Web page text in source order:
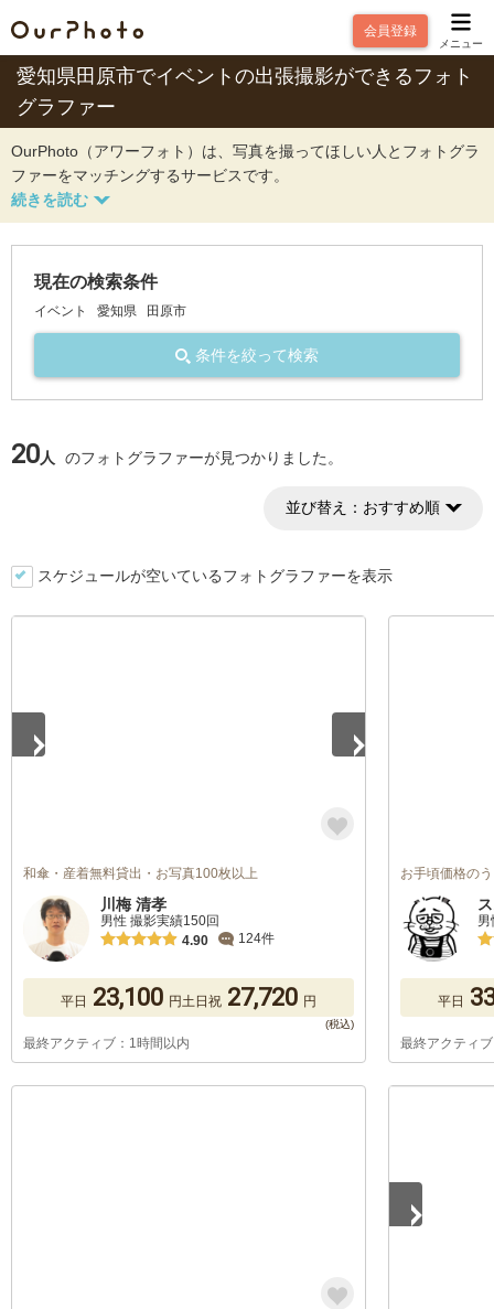
会員登録
メニュー
愛知県田原市でイベントの出張撮影ができるフォト
グラファー
OurPhoto（アワーフォト）は、写真を撮ってほしい人とフォトグラ
ファーをマッチングするサービスです。
現在の検索条件
イベント 愛知県 田原市
条件を絞って検索
20人 のフォトグラファーが見つかりました。
並び替え： おすすめ順
スケジュールが空いているフォトグラファーを表示
和傘・産着無料貸出・お写真100枚以上
川梅 清孝
男性 撮影実績150回
4.90
124件
平日 23,100 円土日祝 27,720 円
最終アクティブ：1時間以内
お手頃価格の
平日
最終アクティ